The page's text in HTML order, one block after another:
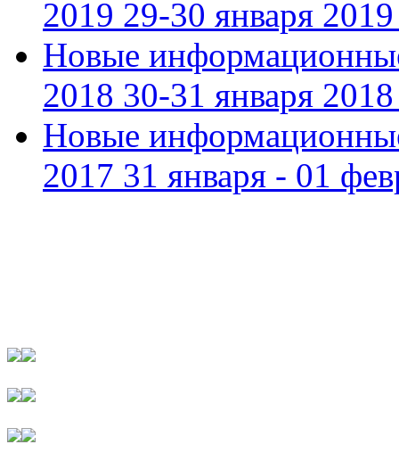
2019 29-30 января 2019
Новые
2018 30-31 января 2018
Новые
2017 31 января - 01